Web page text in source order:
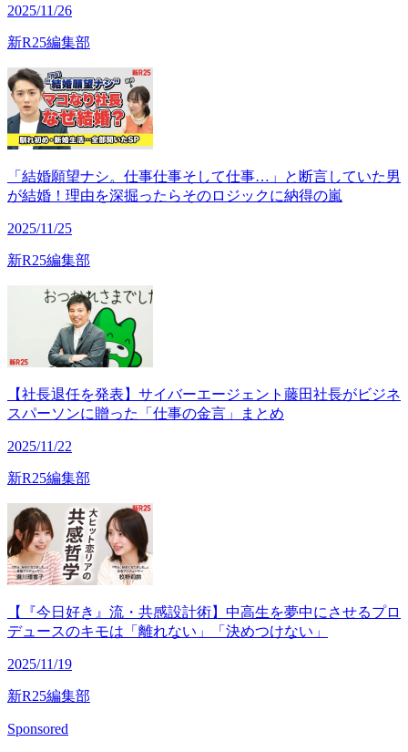
2025/11/26
新R25編集部
「結婚願望ナシ。仕事仕事そして仕事…」と断言していた男
が結婚！理由を深掘ったらそのロジックに納得の嵐
2025/11/25
新R25編集部
【社長退任を発表】サイバーエージェント藤田社長がビジネ
スパーソンに贈った「仕事の金言」まとめ
2025/11/22
新R25編集部
【『今日好き』流・共感設計術】中高生を夢中にさせるプロ
デュースのキモは「離れない」「決めつけない」
2025/11/19
新R25編集部
Sponsored